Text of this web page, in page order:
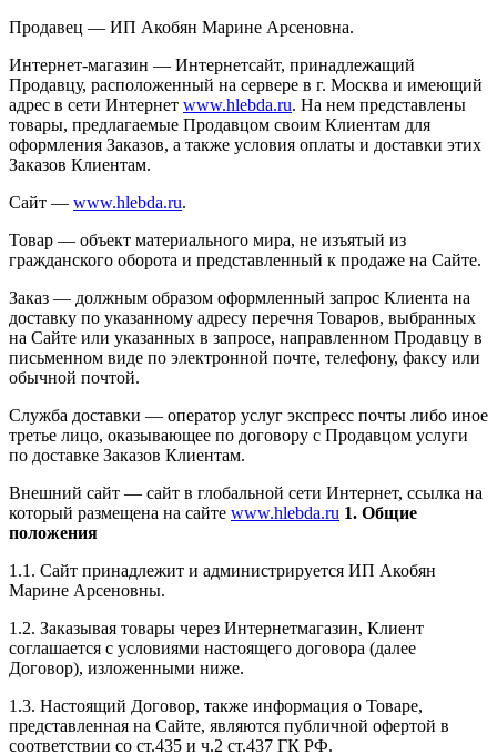
Продавец — ИП Акобян Марине Арсеновна.
Интернет-магазин — Интернетсайт, принадлежащий
Продавцу, расположенный на сервере в г. Москва и имеющий
адрес в сети Интернет www.hlebda.ru. На нем представлены
товары, предлагаемые Продавцом своим Клиентам для
оформления Заказов, а также условия оплаты и доставки этих
Заказов Клиентам.
Сайт — www.hlebda.ru.
Товар — объект материального мира, не изъятый из
гражданского оборота и представленный к продаже на Сайте.
Заказ — должным образом оформленный запрос Клиента на
доставку по указанному адресу перечня Товаров, выбранных
на Сайте или указанных в запросе, направленном Продавцу в
письменном виде по электронной почте, телефону, факсу или
обычной почтой.
Служба доставки — оператор услуг экспресс почты либо иное
третье лицо, оказывающее по договору с Продавцом услуги
по доставке Заказов Клиентам.
Внешний сайт — сайт в глобальной сети Интернет, ссылка на
который размещена на сайте www.hlebda.ru 1. Общие
положения
1.1. Сайт принадлежит и администрируется ИП Акобян
Марине Арсеновны.
1.2. Заказывая товары через Интернетмагазин, Клиент
соглашается с условиями настоящего договора (далее
Договор), изложенными ниже.
1.3. Настоящий Договор, также информация о Товаре,
представленная на Сайте, являются публичной офертой в
соответствии со ст.435 и ч.2 ст.437 ГК РФ.